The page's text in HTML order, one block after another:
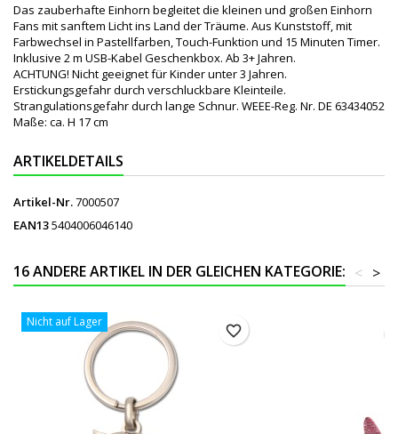
Das zauberhafte Einhorn begleitet die kleinen und großen Einhorn
Fans mit sanftem Licht ins Land der Träume. Aus Kunststoff, mit
Farbwechsel in Pastellfarben, Touch-Funktion und 15 Minuten Timer.
Inklusive 2 m USB-Kabel Geschenkbox. Ab 3+ Jahren.
ACHTUNG! Nicht geeignet für Kinder unter 3 Jahren.
Erstickungsgefahr durch verschluckbare Kleinteile.
Strangulationsgefahr durch lange Schnur. WEEE-Reg. Nr. DE 63434052
Maße: ca. H 17 cm
ARTIKELDETAILS
Artikel-Nr.7000507
EAN135404006046140
16 ANDERE ARTIKEL IN DER GLEICHEN KATEGORIE: >
<
Nicht auf Lager
favorite_border